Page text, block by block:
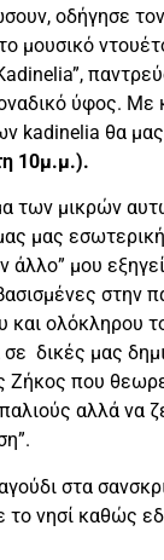
οδήγησε
μουσικό
ύφος. Με
kadinelia θα
10μ.μ.).
των μικρών
μας
άλλο” μου
στην
και ολόκληρου
δικές μας
Ζήκος που
αλλά να
στα
το νησί καθώς